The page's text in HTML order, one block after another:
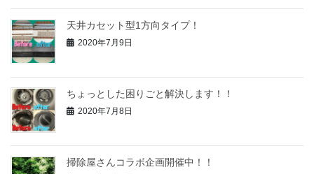
天井カセット型1方向タイプ！
2020年7月9日
ちょっとした困りごと解決します！！
2020年7月8日
掃除屋さんコラボ企画開催中！！